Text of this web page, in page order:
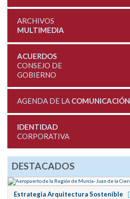
ARCHIVOS
MULTIMEDIA
ACUERDOS
CONSEJO DE
GOBIERNO
AGENDA DE LA COMUNICACIÓN
IDENTIDAD
CORPORATIVA
DESTACADOS
Estrategia Arquitectura Sostenible